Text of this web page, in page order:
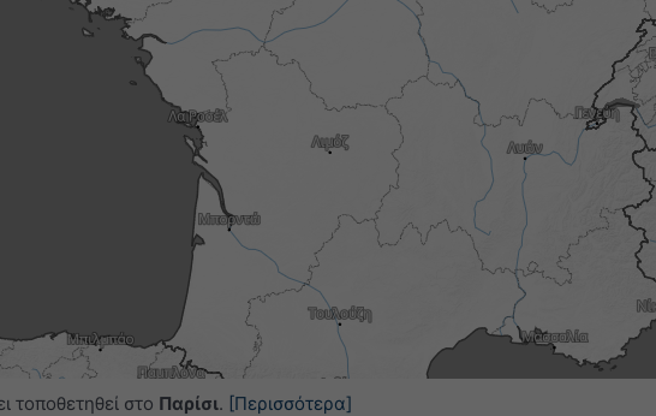
12h
00:30 00:45 01:15 01:30 02:00 02:15
τοποθετηθεί στο Παρίσι. [Περισσότερα]